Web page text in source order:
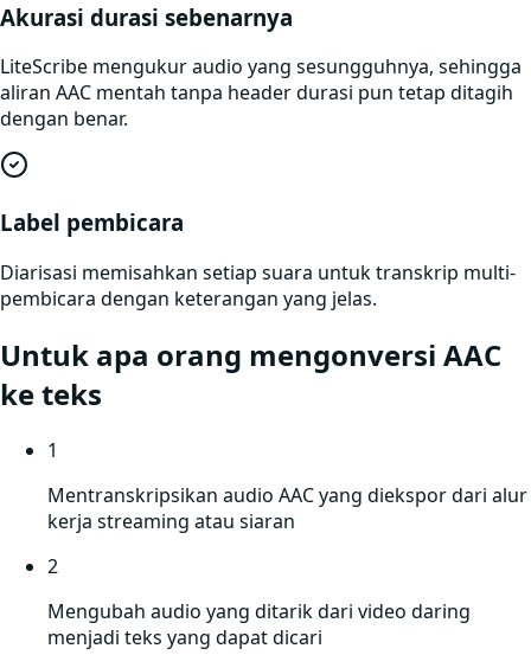
Akurasi durasi sebenarnya
LiteScribe mengukur audio yang sesungguhnya, sehingga
aliran AAC mentah tanpa header durasi pun tetap ditagih
dengan benar.
Label pembicara
Diarisasi memisahkan setiap suara untuk transkrip multi-
pembicara dengan keterangan yang jelas.
Untuk apa orang mengonversi AAC
ke teks
1
Mentranskripsikan audio AAC yang diekspor dari alur
kerja streaming atau siaran
2
Mengubah audio yang ditarik dari video daring
menjadi teks yang dapat dicari